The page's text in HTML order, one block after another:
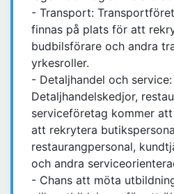
- Transport:
finnas på plats för att
budbilsförare och andra
yrkesroller.
- Detaljhandel och service:
Detaljhandelskedjor,
serviceföretag kommer
att rekrytera
restaurangpersonal,
och andra
- Chans att möta